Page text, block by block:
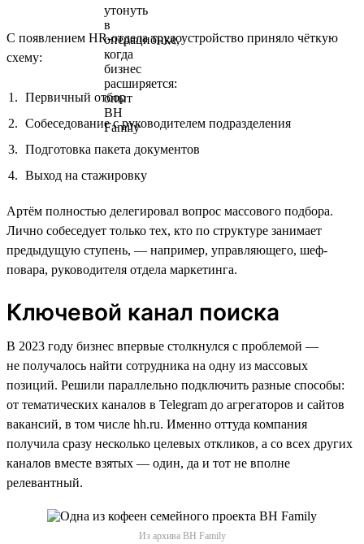
С появлением HR-отдела трудоустройство приняло чёткую
схему:
Первичный отбор
Собеседование с руководителем подразделения
Подготовка пакета документов
Выход на стажировку
Артём полностью делегировал вопрос массового подбора.
Лично собеседует только тех, кто по структуре занимает
предыдущую ступень, — например, управляющего, шеф-
повара, руководителя отдела маркетинга.
Ключевой канал поиска
В 2023 году бизнес впервые столкнулся с проблемой —
не получалось найти сотрудника на одну из массовых
позиций. Решили параллельно подключить разные способы:
от тематических каналов в Telegram до агрегаторов и сайтов
вакансий, в том числе hh.ru. Именно оттуда компания
получила сразу несколько целевых откликов, а со всех других
каналов вместе взятых — один, да и тот не вполне
релевантный.
Из архива BH Family